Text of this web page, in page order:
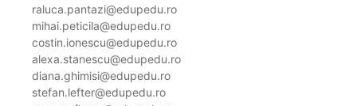
raluca.pantazi@edupedu.ro
mihai.peticila@edupedu.ro
costin.ionescu@edupedu.ro
alexa.stanescu@edupedu.ro
diana.ghimisi@edupedu.ro
stefan.lefter@edupedu.ro